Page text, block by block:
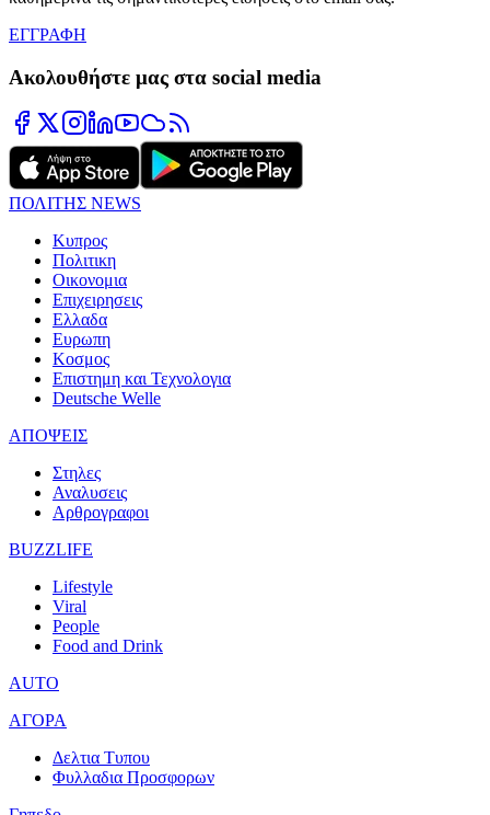
ΕΓΓΡΑΦΗ
Ακολουθήστε μας στα social media
ΠΟΛΙΤΗΣ NEWS
Κυπρος
Πολιτικη
Οικονομια
Επιχειρησεις
Ελλαδα
Ευρωπη
Κοσμος
Επιστημη και Τεχνολογια
Deutsche Welle
ΑΠΟΨΕΙΣ
Στηλες
Αναλυσεις
Αρθρογραφοι
BUZZLIFE
Lifestyle
Viral
People
Food and Drink
AUTO
ΑΓΟΡΑ
Δελτια Τυπου
Φυλλαδια Προσφορων